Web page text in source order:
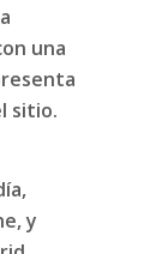
una
sitio.
y